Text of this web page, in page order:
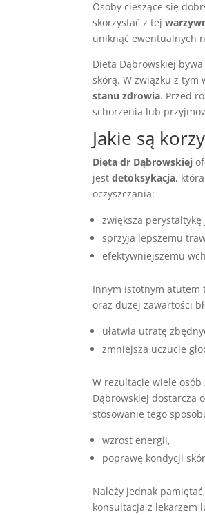
Osoby cieszące się
skorzystać z tej
uniknąć ewentualnych
Dieta Dąbrowskiej
skórą. W związku z
stanu zdrowia. Przed
schorzenia lub
Jakie są
Dieta dr Dąbrowskiej
jestdetoksykacja,
oczyszczania:
zwiększa perystaltykę
sprzyja lepszemu
efektywniejszemu
Innym istotnym atutem
oraz dużej zawartości
ułatwia utratę
zmniejsza uczucie
W rezultacie wiele
Dąbrowskiej dostarcza
stosowanie tego
wzrost energii,
poprawę kondycji
Należy jednak
konsultacja z lekarzem